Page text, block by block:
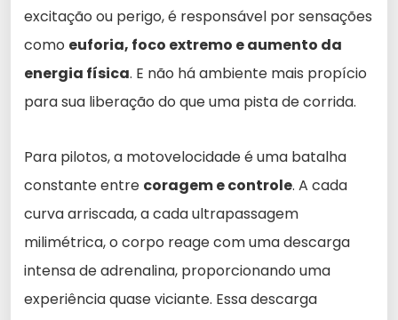
excitação ou perigo, é responsável por sensações
como euforia, foco extremo e aumento da
energia física. E não há ambiente mais propício
para sua liberação do que uma pista de corrida.
Para pilotos, a motovelocidade é uma batalha
constante entre coragem e controle. A cada
curva arriscada, a cada ultrapassagem
milimétrica, o corpo reage com uma descarga
intensa de adrenalina, proporcionando uma
experiência quase viciante. Essa descarga